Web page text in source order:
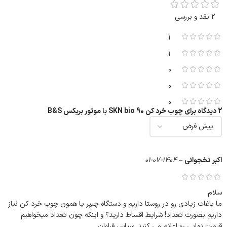
از پرفروش‌ترین ماشین‌آلات در صنعت چوب است.
رویال
2 نقد و بررسی
1
1
0
0
0
2 دیدگاه برای
چوب خرد کن SKN bio 90 با موتور بریکس B&S
اکبر نخجوانی –
1404-07-01
سلام
ما باغات زیادی رو در روستا داریم و دستگاه چیپر یا همون چوب خرد کن نیاز
داریم بصورت تعداد! شرایط اقساط دارید؟ و اینکه چون تعداد میخواهیم